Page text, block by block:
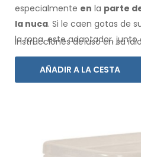
especialmente en la parte
la nuca. Si le caen gotas de
la ropa, este adaptador, junto
Forte o Electro Antiperspirant
Instrucciones de uso en su
AÑADIR A LA CESTA